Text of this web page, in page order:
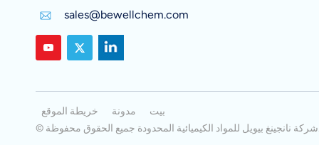
sales@bewellchem.com
بيت مدونة
خريطة الموقع